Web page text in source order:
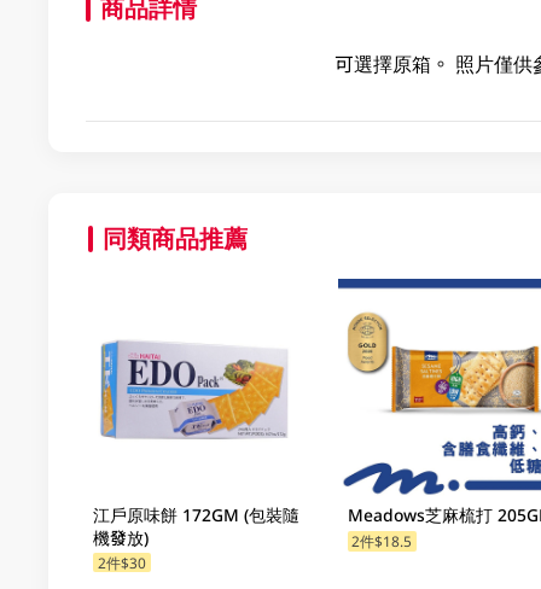
商品詳情
可選擇原箱。 照片僅供
同類商品推薦
江戶原味餅 172GM (包裝隨
機發放)
2件$30
Meadows芝麻梳打
2件$18.5